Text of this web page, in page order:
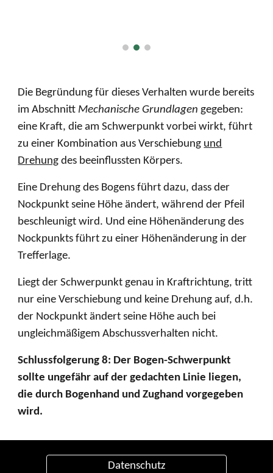
Die Begründung für dieses Verhalten wurde bereits
im Abschnitt Mechanische Grundlagen gegeben:
eine Kraft, die am Schwerpunkt vorbei wirkt, führt
zu einer Kombination aus Verschiebung und
Drehung des beeinflussten Körpers.
Eine Drehung des Bogens führt dazu, dass der
Nockpunkt seine Höhe ändert, während der Pfeil
beschleunigt wird. Und eine Höhenänderung des
Nockpunkts führt zu einer Höhenänderung in der
Trefferlage.
Liegt der Schwerpunkt genau in Kraftrichtung, tritt
nur eine Verschiebung und keine Drehung auf, d.h.
der Nockpunkt ändert seine Höhe auch bei
ungleichmäßigem Abschussverhalten nicht.
Schlussfolgerung 8: Der Bogen-Schwerpunkt
sollte ungefähr auf der gedachten Linie liegen,
die durch Bogenhand und Zughand vorgegeben
wird.
Datenschutz